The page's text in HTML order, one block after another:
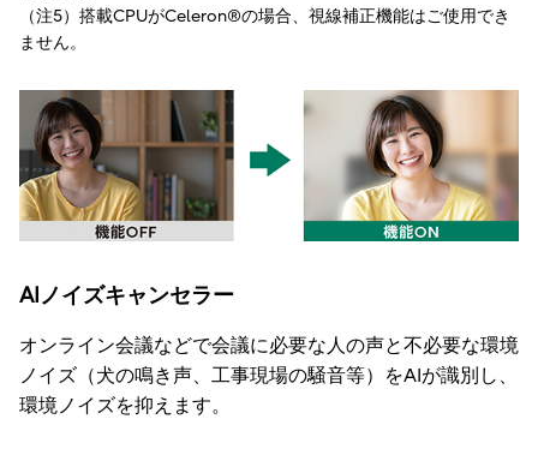
（注5）搭載CPUがCeleron®の場合、視線補正機能はご使用でき
ません。
AIノイズキャンセラー
オンライン会議などで会議に必要な人の声と不必要な環境
ノイズ（犬の鳴き声、工事現場の騒音等）をAIが識別し、
環境ノイズを抑えます。